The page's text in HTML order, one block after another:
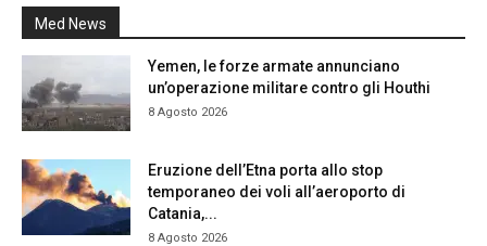
Med News
Yemen, le forze armate annunciano
un’operazione militare contro gli Houthi
8 Agosto 2026
Eruzione dell’Etna porta allo stop
temporaneo dei voli all’aeroporto di
Catania,...
8 Agosto 2026